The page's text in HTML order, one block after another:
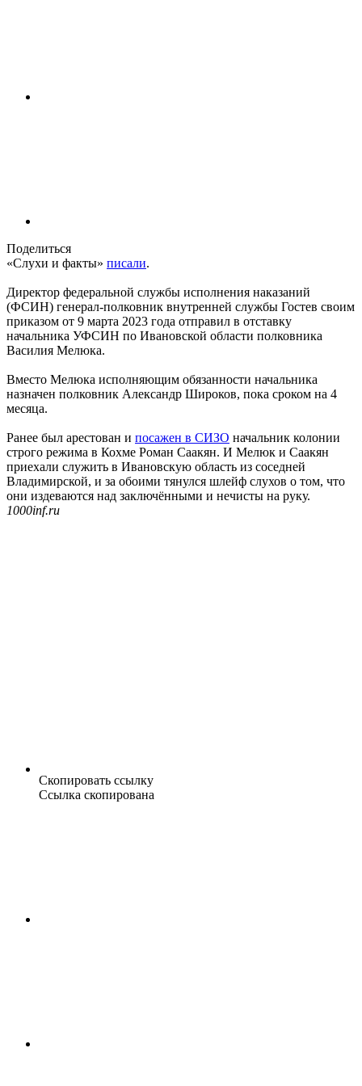
Поделиться
«Слухи и факты» писали.
Директор федеральной службы исполнения наказаний
(ФСИН) генерал-полковник внутренней службы Гостев своим
приказом от 9 марта 2023 года отправил в отставку
начальника УФСИН по Ивановской области полковника
Василия Мелюка.
Вместо Мелюка исполняющим обязанности начальника
назначен полковник Александр Широков, пока сроком на 4
месяца.
Ранее был арестован и посажен в СИЗО начальник колонии
строго режима в Кохме Роман Саакян. И Мелюк и Саакян
приехали служить в Ивановскую область из соседней
Владимирской, и за обоими тянулся шлейф слухов о том, что
они издеваются над заключёнными и нечисты на руку.
1000inf.ru
Скопировать ссылку
Ссылка скопирована